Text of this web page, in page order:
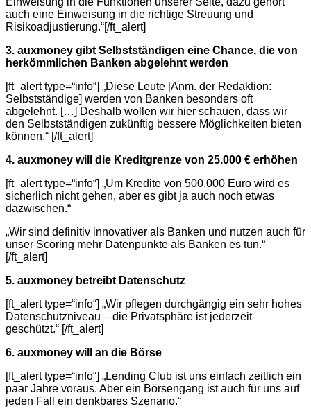
auch eine Einweisung in die richtige Streuung und
Risikoadjustierung.“[/ft_alert]
3. auxmoney gibt Selbstständigen eine Chance, die von
herkömmlichen Banken abgelehnt werden
[ft_alert type=“info“] „Diese Leute [Anm. der Redaktion:
Selbstständige] werden von Banken besonders oft
abgelehnt. […] Deshalb wollen wir hier schauen, dass wir
den Selbstständigen zukünftig bessere Möglichkeiten bieten
können.“ [/ft_alert]
4. auxmoney will die Kreditgrenze von 25.000 € erhöhen
[ft_alert type=“info“] „Um Kredite von 500.000 Euro wird es
sicherlich nicht gehen, aber es gibt ja auch noch etwas
dazwischen.“
„Wir sind definitiv innovativer als Banken und nutzen auch für
unser Scoring mehr Datenpunkte als Banken es tun.“
[/ft_alert]
5. auxmoney betreibt Datenschutz
[ft_alert type=“info“] „Wir pflegen durchgängig ein sehr hohes
Datenschutzniveau – die Privatsphäre ist jederzeit
geschützt.“ [/ft_alert]
6. auxmoney will an die Börse
[ft_alert type=“info“] „Lending Club ist uns einfach zeitlich ein
paar Jahre voraus. Aber ein Börsengang ist auch für uns auf
jeden Fall ein denkbares Szenario.“